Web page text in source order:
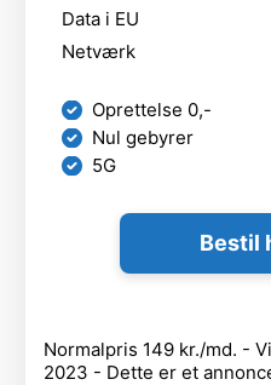
Data i EU
Netværk
Oprettelse 0,-
Nul gebyrer
5G
Bestil
Normalpris 149 kr./md. -
2023 - Dette er et